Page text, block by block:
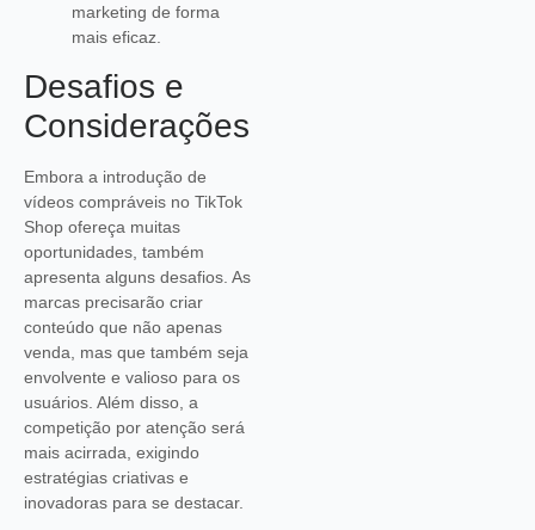
marketing de forma
mais eficaz.
Desafios e
Considerações
Embora a introdução de
vídeos compráveis no TikTok
Shop ofereça muitas
oportunidades, também
apresenta alguns desafios. As
marcas precisarão criar
conteúdo que não apenas
venda, mas que também seja
envolvente e valioso para os
usuários. Além disso, a
competição por atenção será
mais acirrada, exigindo
estratégias criativas e
inovadoras para se destacar.